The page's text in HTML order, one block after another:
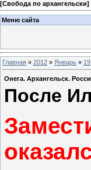
[Свобода по архангельски]
Меню сайта
Главная » 2012 » Январь » 19
Онега. Архангельск.
После